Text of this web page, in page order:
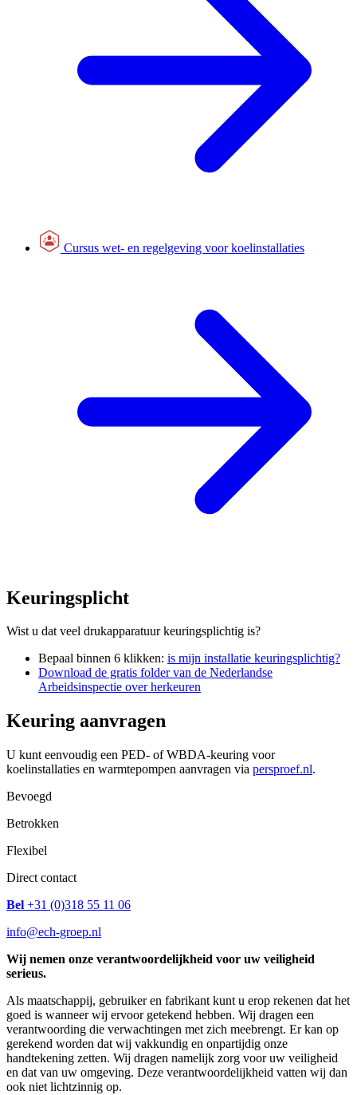
Cursus wet- en regelgeving voor koelinstallaties
Keuringsplicht
Wist u dat veel drukapparatuur keuringsplichtig is?
Bepaal binnen 6 klikken: is mijn installatie keuringsplichtig?
Download de gratis folder van de Nederlandse
Arbeidsinspectie over herkeuren
Keuring aanvragen
U kunt eenvoudig een PED- of WBDA-keuring voor
koelinstallaties en warmtepompen aanvragen via persproef.nl.
Bevoegd
Betrokken
Flexibel
Direct contact
Bel +31 (0)318 55 11 06
info@ech-groep.nl
Wij nemen onze verantwoordelijkheid voor uw veiligheid
serieus.
Als maatschappij, gebruiker en fabrikant kunt u erop rekenen dat het
goed is wanneer wij ervoor getekend hebben. Wij dragen een
verantwoording die verwachtingen met zich meebrengt. Er kan op
gerekend worden dat wij vakkundig en onpartijdig onze
handtekening zetten. Wij dragen namelijk zorg voor uw veiligheid
en dat van uw omgeving. Deze verantwoordelijkheid vatten wij dan
ook niet lichtzinnig op.